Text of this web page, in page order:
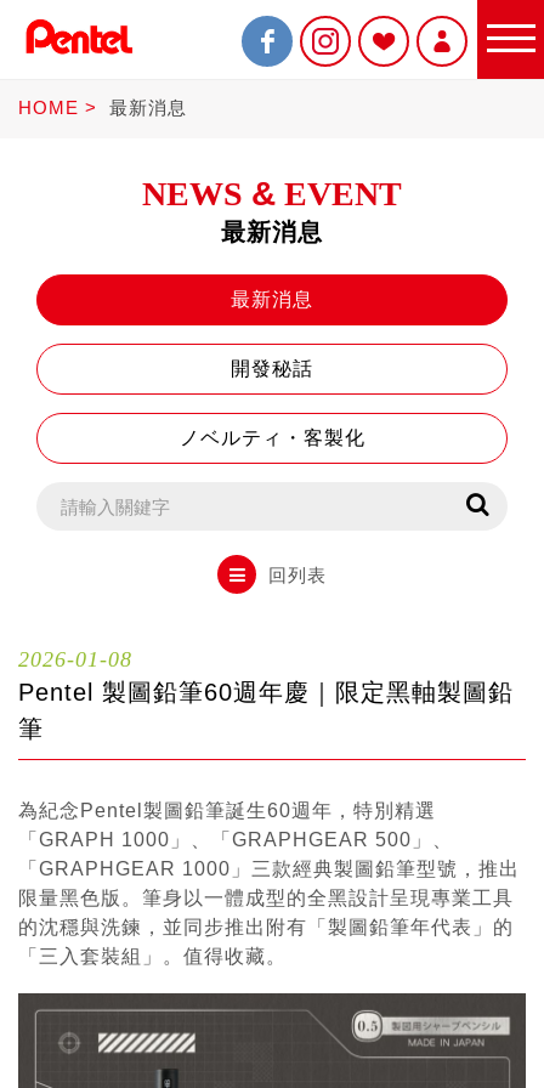
限定商品
書寫筆
Sterling
水性筆
油性筆
HOME 最新消息
NEWS & EVENT
最新消息
最新消息
開發秘話
ノベルティ・客製化
回列表
2026-01-08
Pentel 製圖鉛筆60週年慶｜限定黑軸製圖鉛
筆
為紀念Pentel製圖鉛筆誕生60週年，特別精選
「GRAPH 1000」、「GRAPHGEAR 500」、
「GRAPHGEAR 1000」三款經典製圖鉛筆型號，推出
限量黑色版。筆身以一體成型的全黑設計呈現專業工具
的沈穩與洗鍊，並同步推出附有「製圖鉛筆年代表」的
「三入套裝組」。值得收藏。